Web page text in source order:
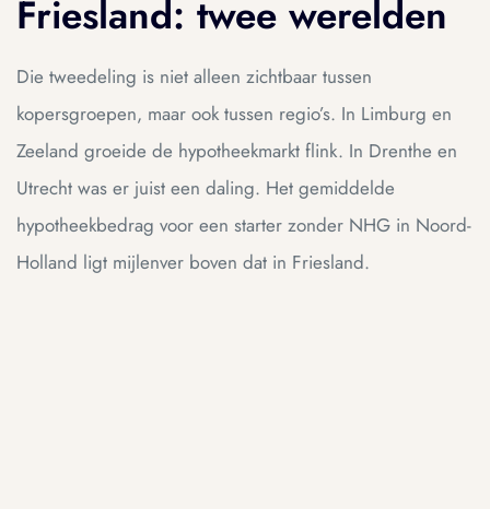
Friesland: twee werelden
Die tweedeling is niet alleen zichtbaar tussen
kopersgroepen, maar ook tussen regio’s. In Limburg en
Zeeland groeide de hypotheekmarkt flink. In Drenthe en
Utrecht was er juist een daling. Het gemiddelde
hypotheekbedrag voor een starter zonder NHG in Noord-
Holland ligt mijlenver boven dat in Friesland.